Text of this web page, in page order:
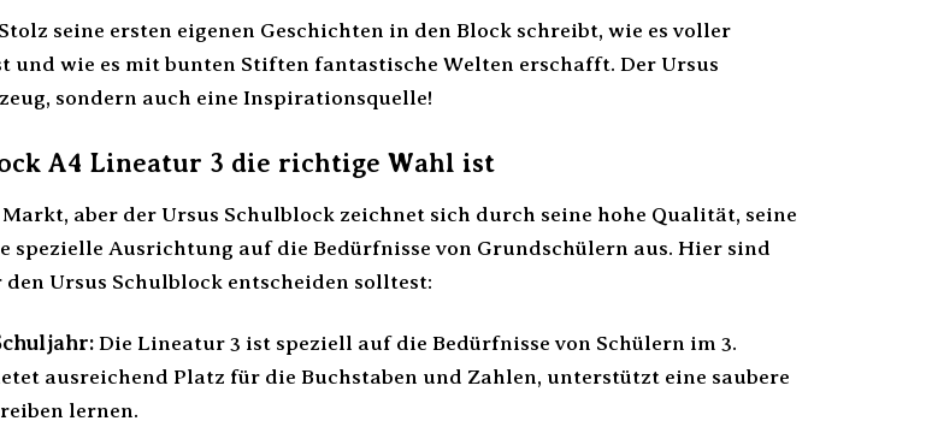
seine ersten eigenen Geschichten in den Block schreibt, wie es voller
und wie es mit bunten Stiften fantastische Welten erschafft. Der Ursus
sondern auch eine Inspirationsquelle!
A4 Lineatur 3 die richtige Wahl ist
aber der Ursus Schulblock zeichnet sich durch seine hohe Qualität, seine
spezielle Ausrichtung auf die Bedürfnisse von Grundschülern aus. Hier sind
Ursus Schulblock entscheiden solltest:
Die Lineatur 3 ist speziell auf die Bedürfnisse von Schülern im 3.
ausreichend Platz für die Buchstaben und Zahlen, unterstützt eine saubere
lernen.